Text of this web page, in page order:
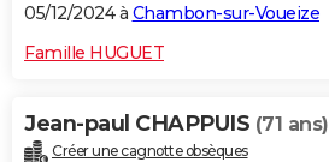
05/12/2024 à Chambon-sur-Voueize
Famille HUGUET
Jean-paul CHAPPUIS (71 ans)
Créer une cagnotte obsèques